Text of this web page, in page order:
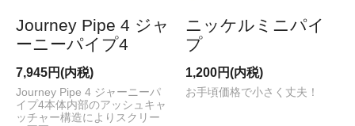
Journey Pipe 4 ジャ
ーニーパイプ4
7,945円(内税)
Journey Pipe 4 ジャーニーパ
イプ4本体内部のアッシュキャ
ッチャー構造によりスクリー
ニッケルミニパイ
プ
1,200円(内税)
お手頃価格で小さく丈夫！